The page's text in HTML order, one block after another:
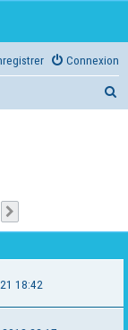
Connexion
18:42